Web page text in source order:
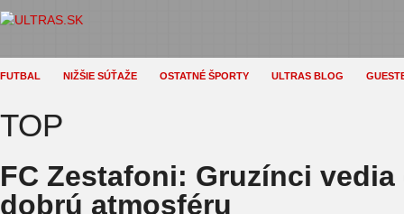
FUTBAL NIŽŠIE SÚŤAŽE OSTATNÉ ŠPORTY ULTRAS BLOG
TOP
FC Zestafoni: Gruzínci
dobrú atmosféru